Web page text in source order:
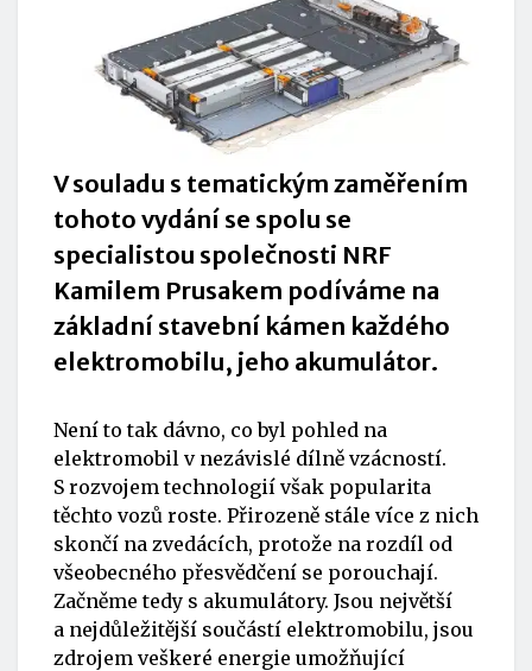
V souladu s tematickým zaměřením
tohoto vydání se spolu se
specialistou společnosti NRF
Kamilem Prusakem podíváme na
základní stavební kámen každého
elektromobilu, jeho akumulátor.
Není to tak dávno, co byl pohled na
elektromobil v nezávislé dílně vzácností.
S rozvojem technologií však popularita
těchto vozů roste. Přirozeně stále více z nich
skončí na zvedácích, protože na rozdíl od
všeobecného přesvědčení se porouchají.
Začněme tedy s akumulátory. Jsou největší
a nejdůležitější součástí elektromobilu, jsou
zdrojem veškeré energie umožňující